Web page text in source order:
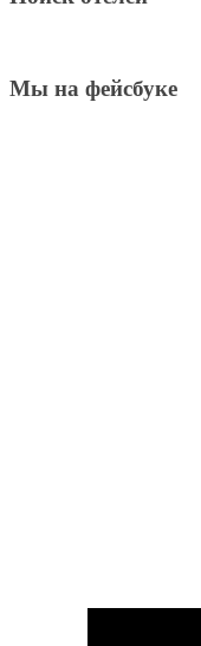
Мы на фейсбуке